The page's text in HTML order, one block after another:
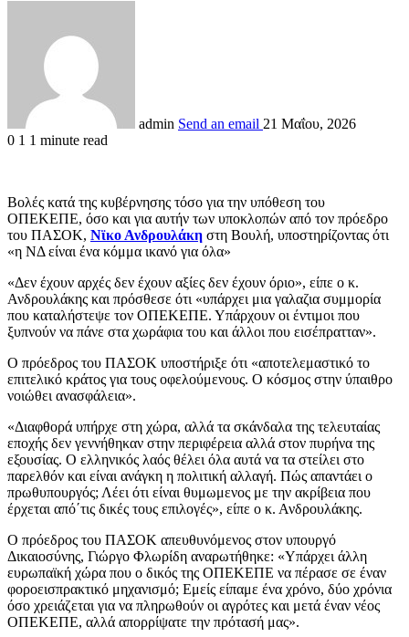
admin Send an email 21 Μαΐου, 2026
0 1 1 minute read
Βολές κατά της κυβέρνησης τόσο για την υπόθεση του
ΟΠΕΚΕΠΕ, όσο και για αυτήν των υποκλοπών από τον πρόεδρο
του ΠΑΣΟΚ, Νϊκο Ανδρουλάκη στη Βουλή, υποστηρίζοντας ότι
«η ΝΔ είναι ένα κόμμα ικανό για όλα»
«Δεν έχουν αρχές δεν έχουν αξίες δεν έχουν όριο», είπε ο κ.
Ανδρουλάκης και πρόσθεσε ότι «υπάρχει μια γαλαζια συμμορία
που καταλήστεψε τον ΟΠΕΚΕΠΕ. Υπάρχουν οι έντιμοι που
ξυπνούν να πάνε στα χωράφια του και άλλοι που εισέπρατταν».
Ο πρόεδρος του ΠΑΣΟΚ υποστήριξε ότι «αποτελεμαστικό το
επιτελικό κράτος για τους οφελούμενους. Ο κόσμος στην ύπαιθρο
νοιώθει ανασφάλεια».
«Διαφθορά υπήρχε στη χώρα, αλλά τα σκάνδαλα της τελευταίας
εποχής δεν γεννήθηκαν στην περιφέρεια αλλά στον πυρήνα της
εξουσίας. Ο ελληνικός λαός θέλει όλα αυτά να τα στείλει στο
παρελθόν και είναι ανάγκη η πολιτική αλλαγή. Πώς απαντάει ο
πρωθυπουργός; Λέει ότι είναι θυμωμενος με την ακρίβεια που
έρχεται από΄τις δικές τους επιλογές», είπε ο κ. Ανδρουλάκης.
Ο πρόεδρος του ΠΑΣΟΚ απευθυνόμενος στον υπουργό
Δικαιοσύνης, Γιώργο Φλωρίδη αναρωτήθηκε: «Υπάρχει άλλη
ευρωπαϊκή χώρα που ο δικός της ΟΠΕΚΕΠΕ να πέρασε σε έναν
φοροεισπρακτικό μηχανισμό; Εμείς είπαμε ένα χρόνο, δύο χρόνια
όσο χρειάζεται για να πληρωθούν οι αγρότες και μετά έναν νέος
ΟΠΕΚΕΠΕ, αλλά απορρίψατε την πρότασή μας».